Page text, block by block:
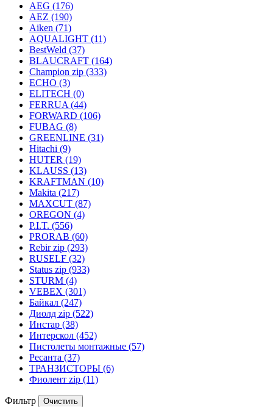
AEG (176)
AEZ (190)
Aiken (71)
AQUALIGHT (11)
BestWeld (37)
BLAUCRAFT (164)
Champion zip (333)
ECHO (3)
ELITECH (0)
FERRUA (44)
FORWARD (106)
FUBAG (8)
GREENLINE (31)
Hitachi (9)
HUTER (19)
KLAUSS (13)
KRAFTMAN (10)
Makita (217)
MAXCUT (87)
OREGON (4)
P.I.T. (556)
PRORAB (60)
Rebir zip (293)
RUSELF (32)
Status zip (933)
STURM (4)
VEBEX (301)
Байкал (247)
Диолд zip (522)
Инстар (38)
Интерскол (452)
Пистолеты монтажные (57)
Ресанта (37)
ТРАНЗИСТОРЫ (6)
Фиолент zip (11)
Фильтр